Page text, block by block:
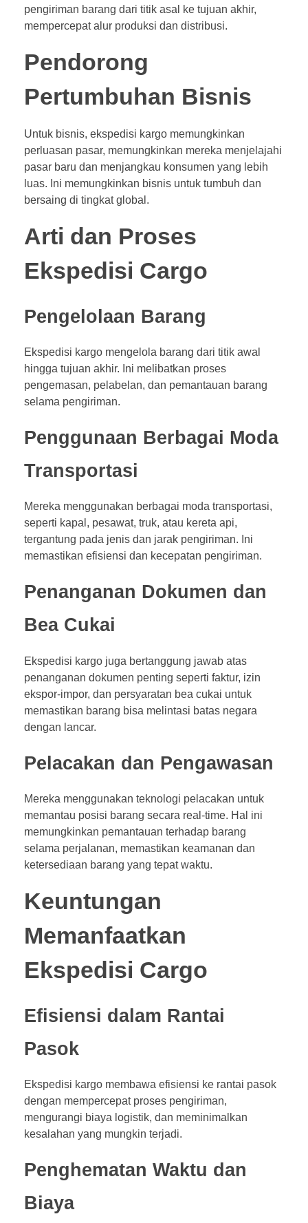
pengiriman barang dari titik asal ke tujuan akhir,
mempercepat alur produksi dan distribusi.
Pendorong
Pertumbuhan Bisnis
Untuk bisnis, ekspedisi kargo memungkinkan
perluasan pasar, memungkinkan mereka menjelajahi
pasar baru dan menjangkau konsumen yang lebih
luas. Ini memungkinkan bisnis untuk tumbuh dan
bersaing di tingkat global.
Arti dan Proses
Ekspedisi Cargo
Pengelolaan Barang
Ekspedisi kargo mengelola barang dari titik awal
hingga tujuan akhir. Ini melibatkan proses
pengemasan, pelabelan, dan pemantauan barang
selama pengiriman.
Penggunaan Berbagai Moda
Transportasi
Mereka menggunakan berbagai moda transportasi,
seperti kapal, pesawat, truk, atau kereta api,
tergantung pada jenis dan jarak pengiriman. Ini
memastikan efisiensi dan kecepatan pengiriman.
Penanganan Dokumen dan
Bea Cukai
Ekspedisi kargo juga bertanggung jawab atas
penanganan dokumen penting seperti faktur, izin
ekspor-impor, dan persyaratan bea cukai untuk
memastikan barang bisa melintasi batas negara
dengan lancar.
Pelacakan dan Pengawasan
Mereka menggunakan teknologi pelacakan untuk
memantau posisi barang secara real-time. Hal ini
memungkinkan pemantauan terhadap barang
selama perjalanan, memastikan keamanan dan
ketersediaan barang yang tepat waktu.
Keuntungan
Memanfaatkan
Ekspedisi Cargo
Efisiensi dalam Rantai
Pasok
Ekspedisi kargo membawa efisiensi ke rantai pasok
dengan mempercepat proses pengiriman,
mengurangi biaya logistik, dan meminimalkan
kesalahan yang mungkin terjadi.
Penghematan Waktu dan
Biaya